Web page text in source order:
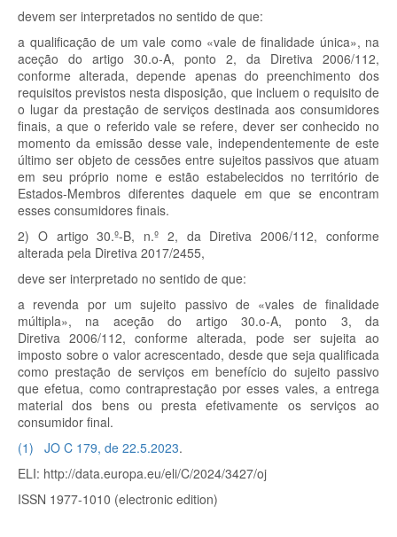
devem ser interpretados no sentido de que:
a qualificação de um vale como «vale de finalidade única», na
aceção do artigo 30.o-A, ponto 2, da Diretiva 2006/112,
conforme alterada, depende apenas do preenchimento dos
requisitos previstos nesta disposição, que incluem o requisito de
o lugar da prestação de serviços destinada aos consumidores
finais, a que o referido vale se refere, dever ser conhecido no
momento da emissão desse vale, independentemente de este
último ser objeto de cessões entre sujeitos passivos que atuam
em seu próprio nome e estão estabelecidos no território de
Estados-Membros diferentes daquele em que se encontram
esses consumidores finais.
2) O artigo 30.º-B, n.º 2, da Diretiva 2006/112, conforme
alterada pela Diretiva 2017/2455,
deve ser interpretado no sentido de que:
a revenda por um sujeito passivo de «vales de finalidade
múltipla», na aceção do artigo 30.o-A, ponto 3, da
Diretiva 2006/112, conforme alterada, pode ser sujeita ao
imposto sobre o valor acrescentado, desde que seja qualificada
como prestação de serviços em benefício do sujeito passivo
que efetua, como contraprestação por esses vales, a entrega
material dos bens ou presta efetivamente os serviços ao
consumidor final.
(1) JO C 179, de 22.5.2023.
ELI: http://data.europa.eu/eli/C/2024/3427/oj
ISSN 1977-1010 (electronic edition)